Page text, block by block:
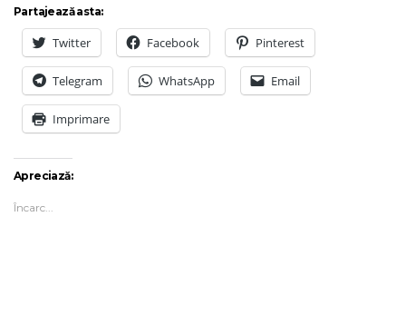
Partajează asta:
Twitter Facebook Pinterest
Telegram WhatsApp Email
Imprimare
Apreciază:
Încarc...